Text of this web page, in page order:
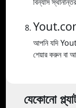
আপনি যদি
শেয়ার করুন বা
যেকোনো